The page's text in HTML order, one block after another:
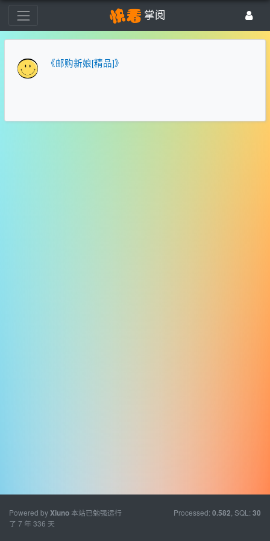
掌阅
《邮购新娘[精品]》
Powered byXiuno本站已勉强运行
了 7 年 336 天
Processed: 0.582 , SQL: 30